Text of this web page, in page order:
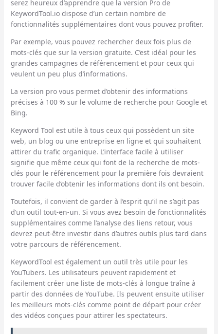
serez heureux d’apprendre que la version Pro de
KeywordTool.io dispose d’un certain nombre de
fonctionnalités supplémentaires dont vous pouvez profiter.
Par exemple, vous pouvez rechercher deux fois plus de
mots-clés que sur la version gratuite. C’est idéal pour les
grandes campagnes de référencement et pour ceux qui
veulent un peu plus d’informations.
La version pro vous permet d’obtenir des informations
précises à 100 % sur le volume de recherche pour Google et
Bing.
Keyword Tool est utile à tous ceux qui possèdent un site
web, un blog ou une entreprise en ligne et qui souhaitent
attirer du trafic organique. L’interface facile à utiliser
signifie que même ceux qui font de la recherche de mots-
clés pour le référencement pour la première fois devraient
trouver facile d’obtenir les informations dont ils ont besoin.
Toutefois, il convient de garder à l’esprit qu’il ne s’agit pas
d’un outil tout-en-un. Si vous avez besoin de fonctionnalités
supplémentaires comme l’analyse des liens retour, vous
devrez peut-être investir dans d’autres outils plus tard dans
votre parcours de référencement.
KeywordTool est également un outil très utile pour les
YouTubers. Les utilisateurs peuvent rapidement et
facilement créer une liste de mots-clés à longue traîne à
partir des données de YouTube. Ils peuvent ensuite utiliser
les meilleurs mots-clés comme point de départ pour créer
des vidéos conçues pour attirer les spectateurs.